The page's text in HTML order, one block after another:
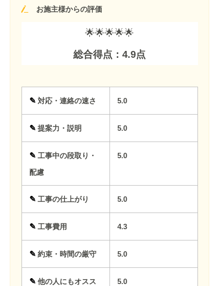
お施主様からの評価
🌟🌟🌟🌟🌟
総合得点：4.9点
✎ 対応・連絡の速さ 5.0
✎ 提案力・説明 5.0
✎ 工事中の段取り・
配慮
5.0
✎ 工事の仕上がり 5.0
✎ 工事費用 4.3
✎ 約束・時間の厳守 5.0
✎ 他の人にもオスス
5.0